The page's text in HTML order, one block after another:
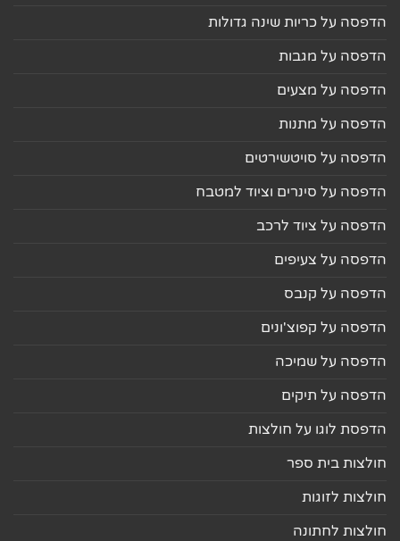
הדפסה על כריות שינה גדולות
הדפסה על מגבות
הדפסה על מצעים
הדפסה על מתנות
הדפסה על סויטשירטים
הדפסה על סינרים וציוד למטבח
הדפסה על ציוד לרכב
הדפסה על צעיפים
הדפסה על קנבס
הדפסה על קפוצ'ונים
הדפסה על שמיכה
הדפסה על תיקים
הדפסת לוגו על חולצות
חולצות בית ספר
חולצות לזוגות
חולצות לחתונה